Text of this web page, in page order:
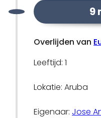
9
Overlijden van
Leeftijd: 1
Lokatie: Aruba
Eigenaar: Jose